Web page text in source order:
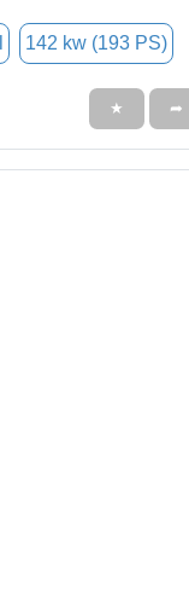
142 kw (193 PS)
★ ➦